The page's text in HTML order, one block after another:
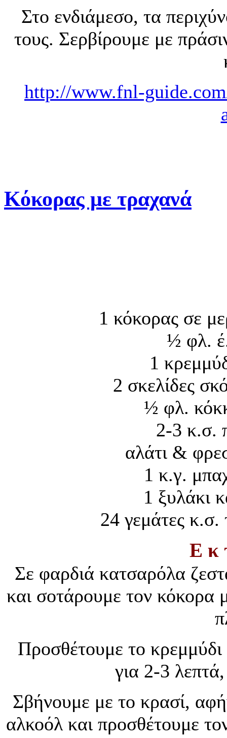
Στο ενδιάμεσο, τα
τους. Σερβίρουμε με
http://www.fnl-
Κόκορας με τραχανά
1 κόκορας σε
½ φλ.
1
2 σκελίδες
½ φλ.
2-3 κ.σ.
αλάτι &
1 κ.γ.
1 ξυλάκι
24 γεμάτες κ.σ.
Ε κ
Σε φαρδιά κατσαρόλα
και σοτάρουμε τον κόκορα
Προσθέτουμε το
για 2-3
Σβήνουμε με το κρασί,
αλκοόλ και προσθέτουμε